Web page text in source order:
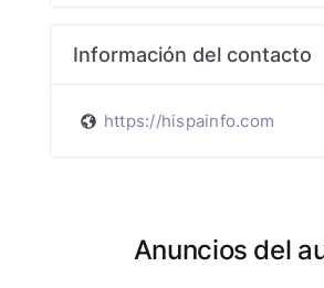
Información del contacto
https://hispainfo.com
Anuncios del